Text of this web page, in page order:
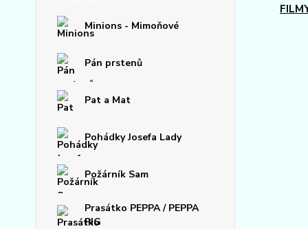
Minions - Mimoňové
Pán prstenů
Pat a Mat
Pohádky Josefa Lady
Požárník Sam
Prasátko PEPPA / PEPPA
PIG